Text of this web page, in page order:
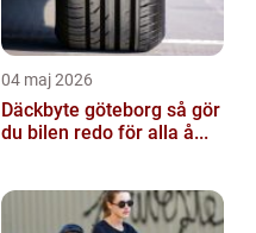
04 maj 2026
Däckbyte göteborg så gör
du bilen redo för alla å...